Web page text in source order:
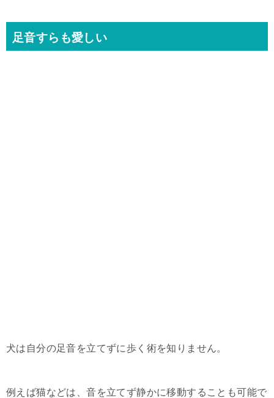
足音すらも愛しい
犬は自分の足音を立てずに歩く術を知りません。
例えば猫などは、音を立てず静かに移動することも可能で